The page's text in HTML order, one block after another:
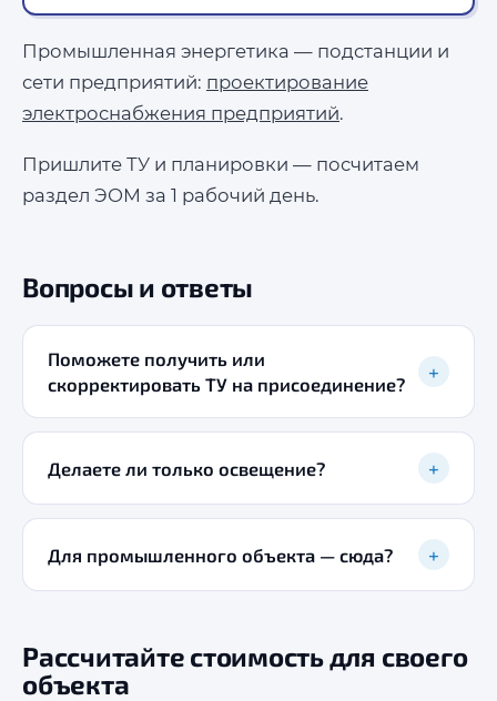
Промышленная энергетика — подстанции и
сети предприятий: проектирование
электроснабжения предприятий.
Пришлите ТУ и планировки — посчитаем
раздел ЭОМ за 1 рабочий день.
Вопросы и ответы
Поможете получить или
скорректировать ТУ на присоединение?
+
Делаете ли только освещение? +
Для промышленного объекта — сюда? +
Рассчитайте стоимость для своего
объекта